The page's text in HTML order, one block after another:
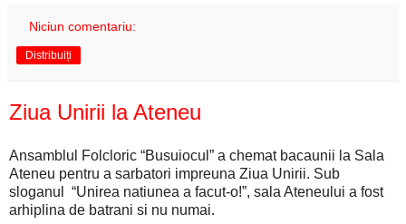
Niciun comentariu:
Distribuiți
Ziua Unirii la Ateneu
Ansamblul Folcloric “Busuiocul” a chemat bacaunii la Sala
Ateneu pentru a sarbatori impreuna Ziua Unirii. Sub
sloganul “Unirea natiunea a facut-o!”, sala Ateneului a fost
arhiplina de batrani si nu numai.